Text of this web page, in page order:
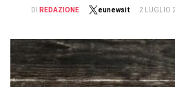
DI REDAZIONE eunewsit 2 LUGLIO